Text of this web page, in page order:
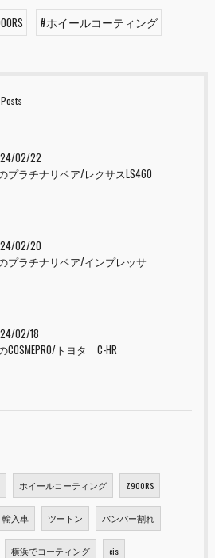
#ホイールコーティング
02/22
プラチナリペア/レクサスLS460
02/20
プラチナリペア/インプレッサ
02/18
COSMEPRO/トヨタ C-HR
ホイールコーティング Z900RS
輸入車 ツートン バンパー割れ
横浜でコーティング cis